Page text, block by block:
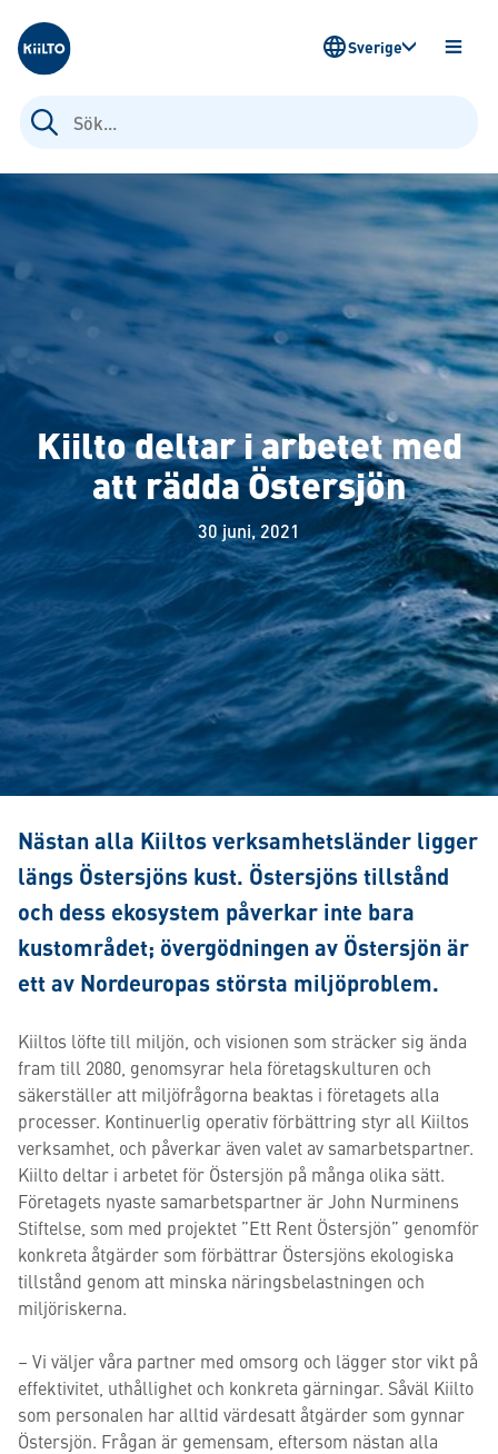
Kiilto Sweden
Sök
efter:
Sverige
Kiilto deltar i arbetet med
att rädda Östersjön
30 juni, 2021
Nästan alla Kiiltos verksamhetsländer ligger
längs Östersjöns kust. Östersjöns tillstånd
och dess ekosystem påverkar inte bara
kustområdet; övergödningen av Östersjön är
ett av Nordeuropas största miljöproblem.
Kiiltos löfte till miljön, och visionen som sträcker sig ända
fram till 2080, genomsyrar hela företagskulturen och
säkerställer att miljöfrågorna beaktas i företagets alla
processer. Kontinuerlig operativ förbättring styr all Kiiltos
verksamhet, och påverkar även valet av samarbetspartner.
Kiilto deltar i arbetet för Östersjön på många olika sätt.
Företagets nyaste samarbetspartner är John Nurminens
Stiftelse, som med projektet ”Ett Rent Östersjön” genomför
konkreta åtgärder som förbättrar Östersjöns ekologiska
tillstånd genom att minska näringsbelastningen och
miljöriskerna.
– Vi väljer våra partner med omsorg och lägger stor vikt på
effektivitet, uthållighet och konkreta gärningar. Såväl Kiilto
som personalen har alltid värdesatt åtgärder som gynnar
Östersjön. Frågan är gemensam, eftersom nästan alla